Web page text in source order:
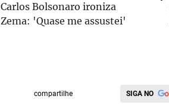
Carlos Bolsonaro ironiza
Zema: 'Quase me assustei'
compartilhe SIGA NO